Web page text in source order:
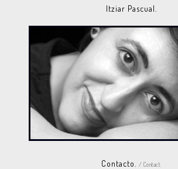
Itziar Pascual.
Contacto. / Contact.